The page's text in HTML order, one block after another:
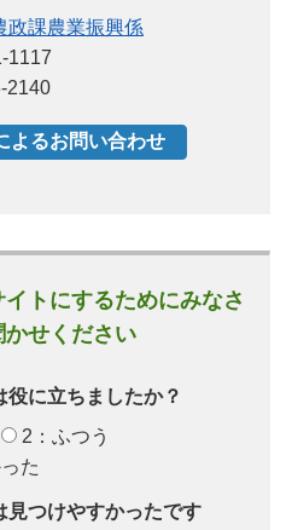
政課農業振興係
1117
2140
トにするためにみなさ
かせください
役に立ちましたか？
2：ふつう
た
見つけやすかったです